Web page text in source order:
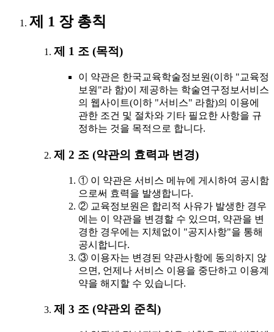
제 1 장 총칙
제 1 조 (목적)
이 약관은 한국교육학술정보원(이하 "교육정
보원"라 함)이 제공하는 학술연구정보서비스
의 웹사이트(이하 "서비스" 라함)의 이용에
관한 조건 및 절차와 기타 필요한 사항을 규
정하는 것을 목적으로 합니다.
제 2 조 (약관의 효력과 변경)
① 이 약관은 서비스 메뉴에 게시하여 공시함
으로써 효력을 발생합니다.
② 교육정보원은 합리적 사유가 발생한 경우
에는 이 약관을 변경할 수 있으며, 약관을 변
경한 경우에는 지체없이 "공지사항"을 통해
공시합니다.
③ 이용자는 변경된 약관사항에 동의하지 않
으면, 언제나 서비스 이용을 중단하고 이용계
약을 해지할 수 있습니다.
제 3 조 (약관외 준칙)